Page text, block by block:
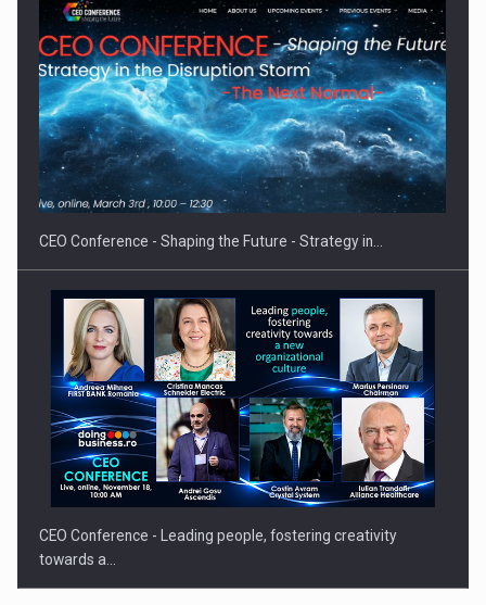
Cum invatam sa spunem nu intr-o cultura care pedepseste…
CEO Conference - Shaping the Future - Strategy in…
CEO Conference - Leading people, fostering creativity
towards a…